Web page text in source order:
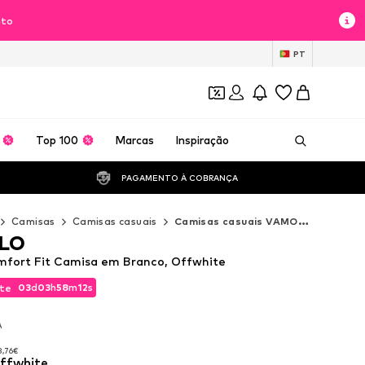
PT
Top 100 Marcas Inspiração
PAGAMENTO À COBRANÇA
Camisas Camisas casuais Camisas casuais VAMOS CLO
03d03h58m10s
03d03h58m10s
Fit Camisa em Branco, Offwhite